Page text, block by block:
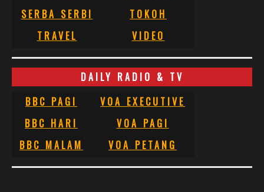
SERBA SERBI
TOKOH
TRAVEL
VIDEO
DAILY RADIO & TV
BBC PAGI
VOA EXECUTIVE
BBC HARI
VOA PAGI
BBC MALAM
VOA PETANG